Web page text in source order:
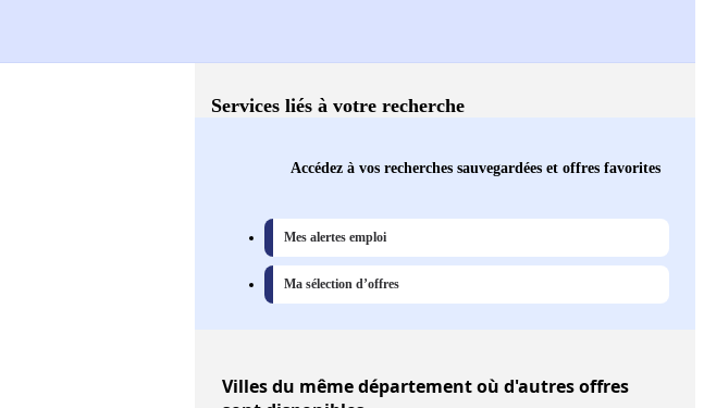
Services liés à votre recherche
Accédez à vos recherches sauvegardées et offres favorites
Mes alertes emploi
Ma sélection d’offres
Villesdu même département où d'autres offres